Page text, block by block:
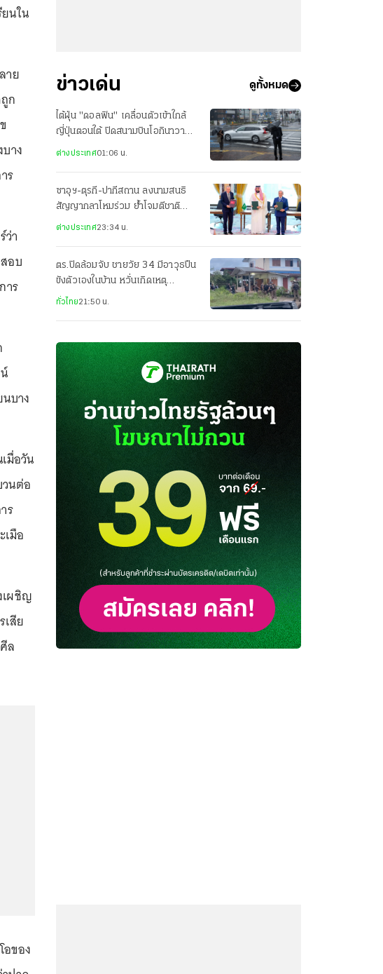
นใน
าย
ก
าง
ร
ว่า
อบ
าร
บาง
มื่อวัน
วนต่อ
ร
มือ
เผชิญ
สีย
ล
ของ
ข่าวเด่น ดูทั้งหมด
ไต้ฝุ่น "ดอลฟิน" เคลื่อนตัวเข้าใกล้
ญี่ปุ่นตอนใต้ ปิดสนามบินโอกินาวา
อพยพประชาชน-เจ็บ 3 ราย
ต่างประเทศ01:06 น.
ซาอุฯ-ตุรกี-ปากีสถาน ลงนามสนธิ
สัญญากลาโหมร่วม ย้ำโจมตีชาติ
เดียวเท่ากับโจมตีทั้ง 3 ประเทศ
ต่างประเทศ23:34 น.
ตร.ปิดล้อมจับ ชายวัย 34 มีอาวุธปืน
ขังตัวเองในบ้าน หวั่นเกิดเหตุ
อันตราย
ทั่วไทย21:50 น.